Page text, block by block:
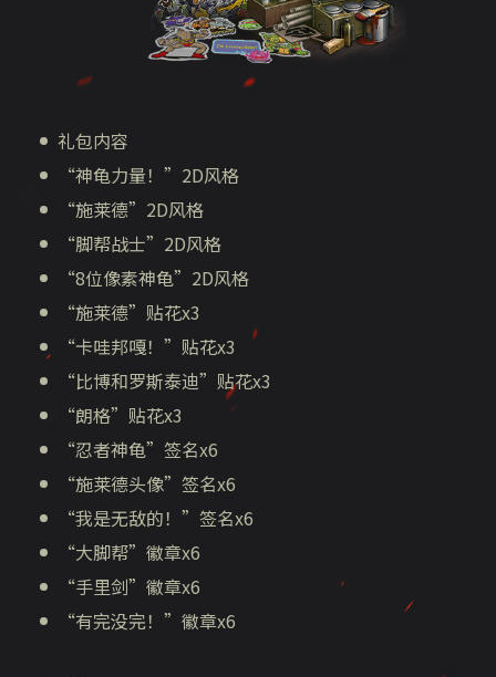
礼包内容
“神龟力量！”2D风格
“施莱德”2D风格
“脚帮战士”2D风格
“8位像素神龟”2D风格
“施莱德”贴花x3
“卡哇邦嘎！”贴花x3
“比博和罗斯泰迪”贴花x3
“朗格”贴花x3
“忍者神龟”签名x6
“施莱德头像”签名x6
“我是无敌的！”签名x6
“大脚帮”徽章x6
“手里剑”徽章x6
“有完没完！”徽章x6